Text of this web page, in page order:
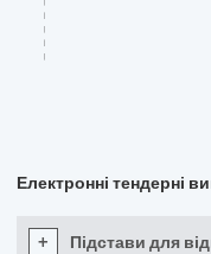
Електронні тендерні
+ Підстави для